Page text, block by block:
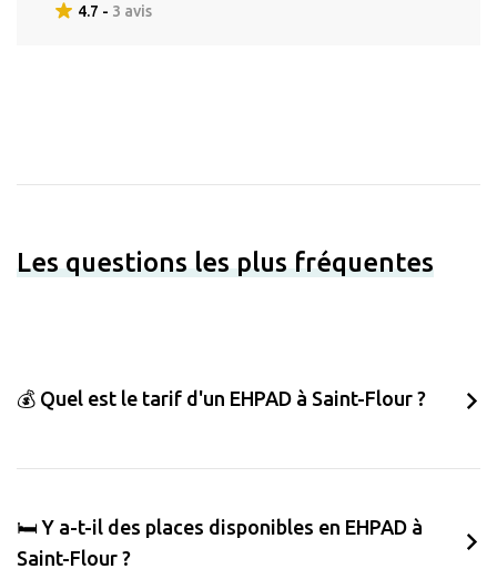
4.7 - 3 avis
Les questions les plus fréquentes
💰 Quel est le tarif d'un EHPAD à Saint-Flour ?
🛏️ Y a-t-il des places disponibles en EHPAD à
Saint-Flour ?